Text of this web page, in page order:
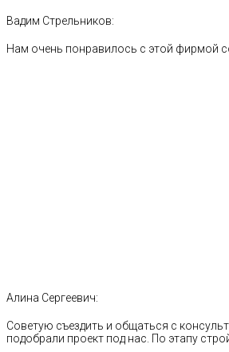
Вадим Стрельников:
Нам очень понравилось с этой фирмой
Алина Сергеевич:
Советую съездить и общаться с
подобрали проект под нас. По этапу